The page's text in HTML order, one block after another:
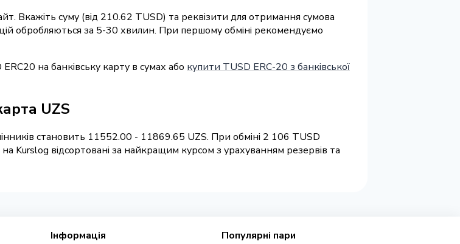
Вкажіть суму (від 210.62 TUSD) та реквізити для отримання сумова
обробляються за 5-30 хвилин. При першому обміні рекомендуємо
на банківську карту в сумах або купити TUSD ERC-20 з банківської
UZS
становить 11552.00 - 11869.65 UZS. При обміні 2 106 TUSD
Kurslog відсортовані за найкращим курсом з урахуванням резервів та
Інформація Популярні пари